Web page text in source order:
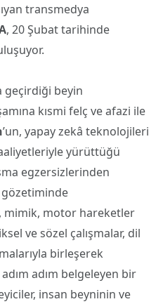
transmedya
, 20 Şubat tarihinde
geçirdiği beyin
kısmi felç ve afazi ile
’un, yapay zekâ teknolojileri
yürüttüğü
egzersizlerinden
gözetiminde
mimik, motor hareketler
ve sözel çalışmalar, dil
birleşerek
adım belgeleyen bir
insan beyninin ve